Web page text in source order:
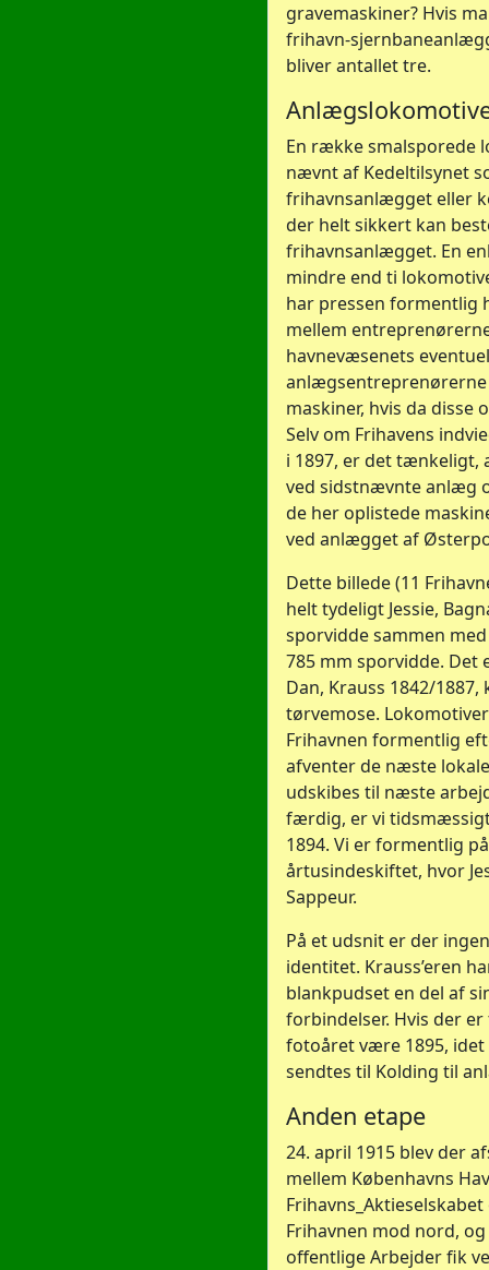
gravemaskiner? Hvis
frihavn-
bliver antallet tre.
En række smalsporede
nævnt af Kedeltilsynet
frihavnsanlægget eller
der helt sikkert kan
frihavnsanlægget. En
mindre end ti
har pressen formentlig
mellem
havnevæsenets
maskiner, hvis da disse
Selv om Frihavens
i 1897, er det
ved sidstnævnte anlæg
de her oplistede
ved anlægget af
Dette billede (11
helt tydeligt Jessie,
sporvidde sammen
785 mm sporvidde.
Dan, Krauss 1842/
tørvemose.
Frihavnen formentlig
afventer de næste
udskibes til næste
færdig, er vi
1894. Vi er formentlig
årtusindeskiftet, hvor
Sappeur.
På et udsnit er der
identitet. Krauss’eren
blankpudset en del af
forbindelser. Hvis der
fotoåret være 1895,
sendtes til Kolding til
Anden etape
24. april 1915 blev der
mellem Københavns
Frihavnen mod nord,
offentlige Arbejder fik